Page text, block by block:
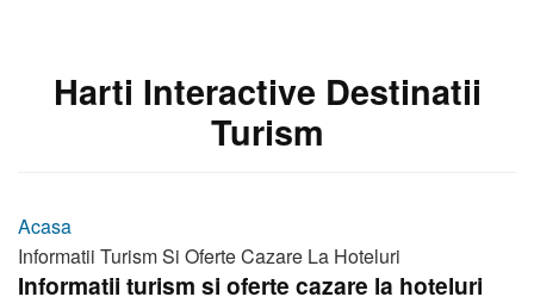
Harti Interactive Destinatii
Turism
Acasa
Informatii Turism Si Oferte Cazare La Hoteluri
Informatii turism si oferte cazare la hoteluri